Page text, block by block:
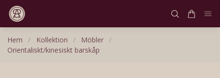
Hem / Kollektion / Möbler /
Orientaliskt/kinesiskt barskåp